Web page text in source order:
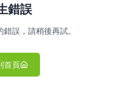
錯誤
誤，請稍後再試。
首頁